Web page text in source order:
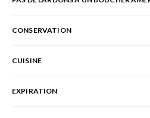
CONSERVATION
CUISINE
EXPIRATION